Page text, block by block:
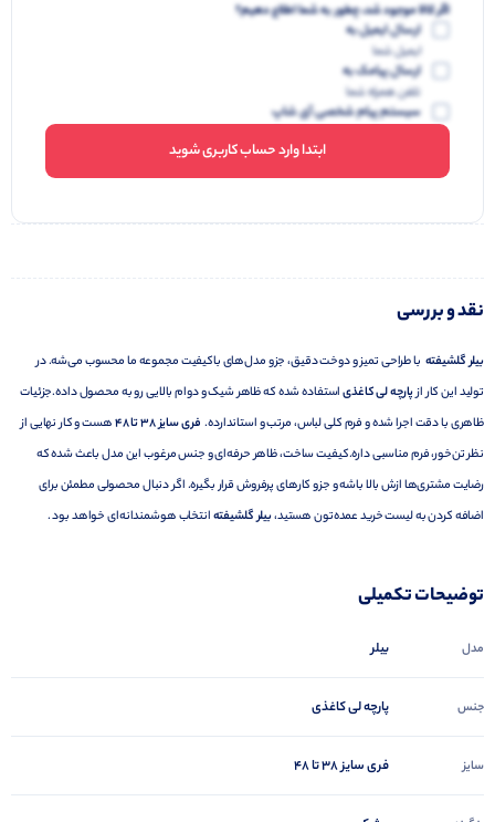
اگر کالا موجود شد، چطور به شما اطلاع دهیم؟
ارسال ایمیل به
ایمیل شما
ارسال پیامک به
تلفن همراه شما
سیستم پیام شخصی آی شاپ
ابتدا وارد حساب کاربری شوید
نقد و بررسی
بیلر گلشیفته با طراحی تمیز و دوخت دقیق، جزو مدل‌های باکیفیت مجموعه ما محسوب می‌شه. در
تولید این کار ازپارچه لی کاغذیاستفاده شده که ظاهر شیک و دوام بالایی رو به محصول داده.جزئیات
ظاهری با دقت اجرا شده و فرم کلی لباس، مرتب و استاندارده. فری سایز ۳۸ تا ۴۸
هست و کار نهایی از
نظر تن‌خور، فرم مناسبی داره.کیفیت ساخت، ظاهر حرفه‌ای و جنس مرغوب این مدل باعث شده که
رضایت مشتری‌ها ازش بالا باشه و جزو کارهای پرفروش قرار بگیره. اگر دنبال محصولی مطمئن برای
اضافه کردن به لیست خرید عمده‌تون هستید،بیلر گلشیفتهانتخاب هوشمندانه‌ای خواهد بود .
توضیحات تکمیلی
مدل بیلر
جنس پارچه لی کاغذی
سایز فری سایز 38 تا 48